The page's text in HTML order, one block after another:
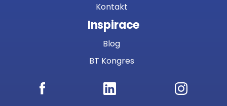
Kontakt
Inspirace
Blog
BT Kongres